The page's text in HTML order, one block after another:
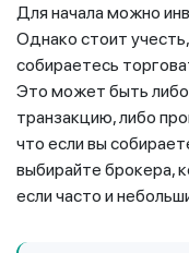
Для начала можно
Однако стоит
собираетесь
Это может быть
транзакцию, либо
что если вы
выбирайте брокера,
если часто и